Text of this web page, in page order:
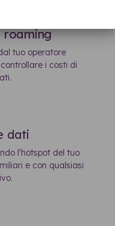
roaming
tuo operatore
i costi di
dati
l'hotspot del tuo
e con qualsiasi